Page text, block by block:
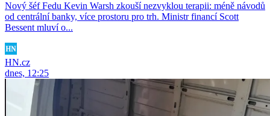
Nový šéf Fedu Kevin Warsh zkouší nezvyklou terapii: méně návodů
od centrální banky, více prostoru pro trh. Ministr financí Scott
Bessent mluví o...
HN.cz
dnes, 12:25